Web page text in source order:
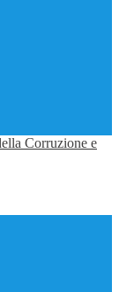
Corruzione e